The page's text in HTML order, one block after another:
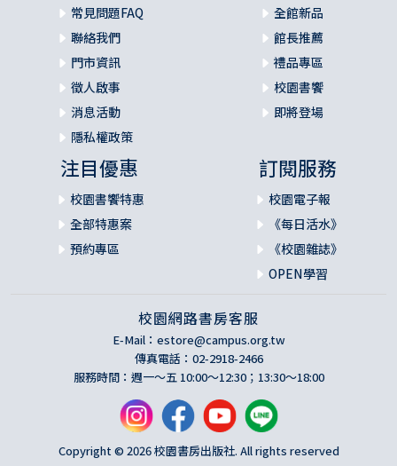
常見問題FAQ
聯絡我們
門市資訊
徵人啟事
消息活動
隱私權政策
全館新品
館長推薦
禮品專區
校園書饗
即將登場
注目優惠
校園書饗特惠
全部特惠案
預約專區
訂閱服務
校園電子報
《每日活水》
《校園雜誌》
OPEN學習
校園網路書房客服
E-Mail： estore@campus.org.tw
傳真電話：02-2918-2466
服務時間：週一～五 10:00～12:30；13:30～18:00
Copyright © 2026 校園書房出版社. All rights reserved